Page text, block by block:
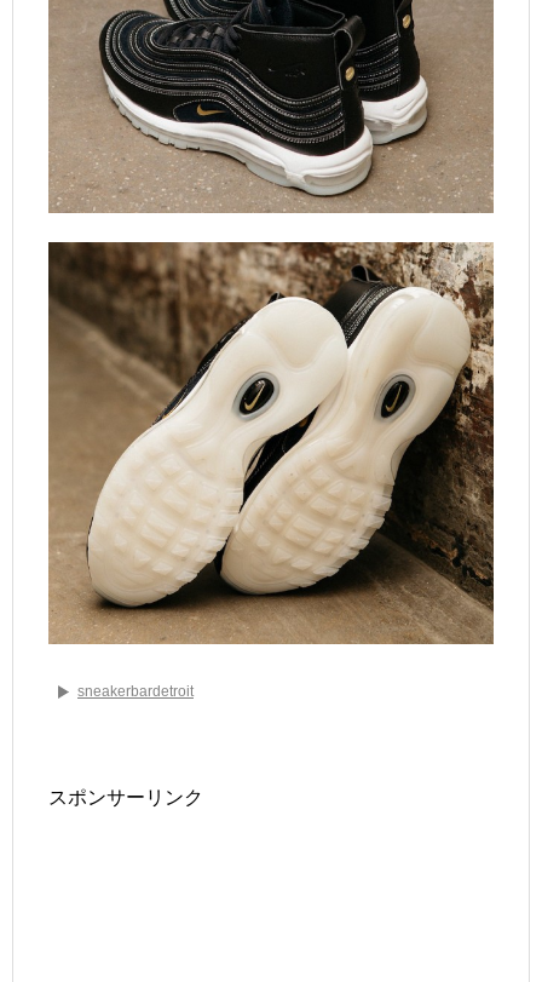
sneakerbardetroit
スポンサーリンク